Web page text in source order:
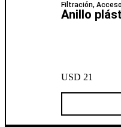
Filtración,
Anillo
USD 21